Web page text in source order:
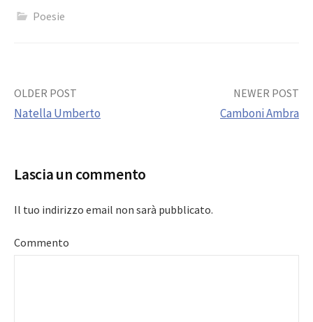
Poesie
Post
OLDER POST
Natella Umberto
NEWER POST
Camboni Ambra
Lascia un commento
Il tuo indirizzo email non sarà pubblicato.
Commento